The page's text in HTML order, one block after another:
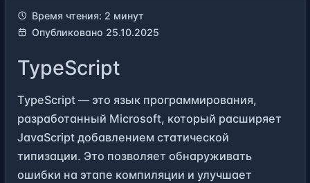
Время чтения: 2 минут
Опубликовано 25.10.2025
TypeScript
TypeScript — это язык программирования,
разработанный Microsoft, который расширяет
JavaScript добавлением статической
типизации. Это позволяет обнаруживать
ошибки на этапе компиляции и улучшает